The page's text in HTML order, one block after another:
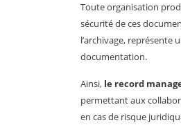
Toute organisation
sécurité de ces
l’archivage, représente
documentation.
Ainsi, le record
permettant aux
en cas de risque